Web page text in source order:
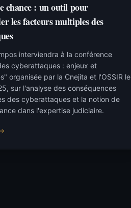
chance : un outil pour
les facteurs multiples des
interviendra à la conférence
cyberattaques : enjeux et
organisée par la Cnejita et l'OSSIR le
sur l'analyse des conséquences
des cyberattaques et la notion de
dans l'expertise judiciaire.